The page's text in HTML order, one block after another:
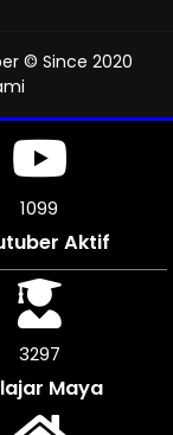
© Since 2020
1216
Aktif
3648
Maya